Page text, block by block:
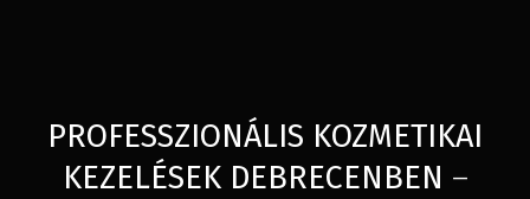
PROFESSZIONÁLIS KOZMETIKAI
KEZELÉSEK DEBRECENBEN –